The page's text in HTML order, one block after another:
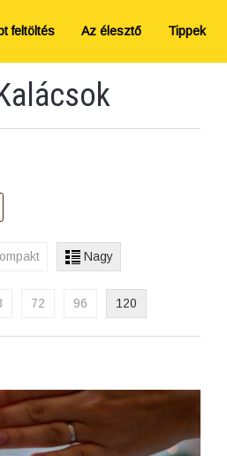
feltöltés Az élesztő Tippek
Nagy
72 96 120